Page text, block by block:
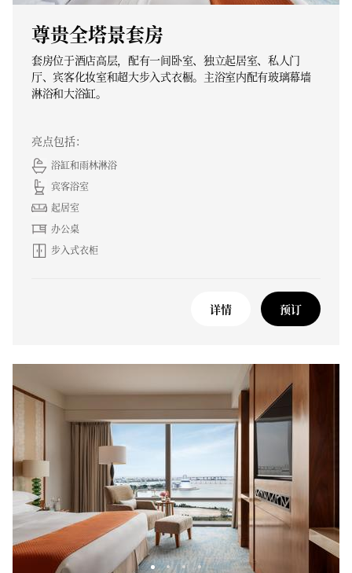
尊贵全塔景套房
套房位于酒店高层，配有一间卧室、独立起居室、私人门
厅、宾客化妆室和超大步入式衣橱。主浴室内配有玻璃幕墙
淋浴和大浴缸。
亮点包括：
浴缸和雨林淋浴
宾客浴室
起居室
办公桌
步入式衣柜
详情 预订